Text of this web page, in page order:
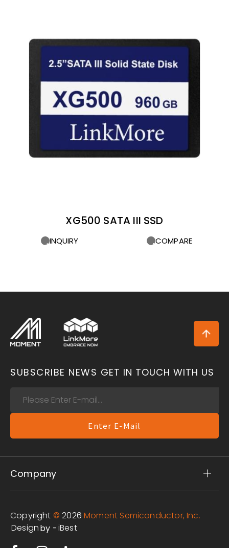
XG500 SATA III SSD
INQUIRY COMPARE
SUBSCRIBE NEWS GET IN TOUCH WITH US
Enter E-Mail
Company
Copyright © 2026 Moment Semiconductor, Inc.
Designby -iBest